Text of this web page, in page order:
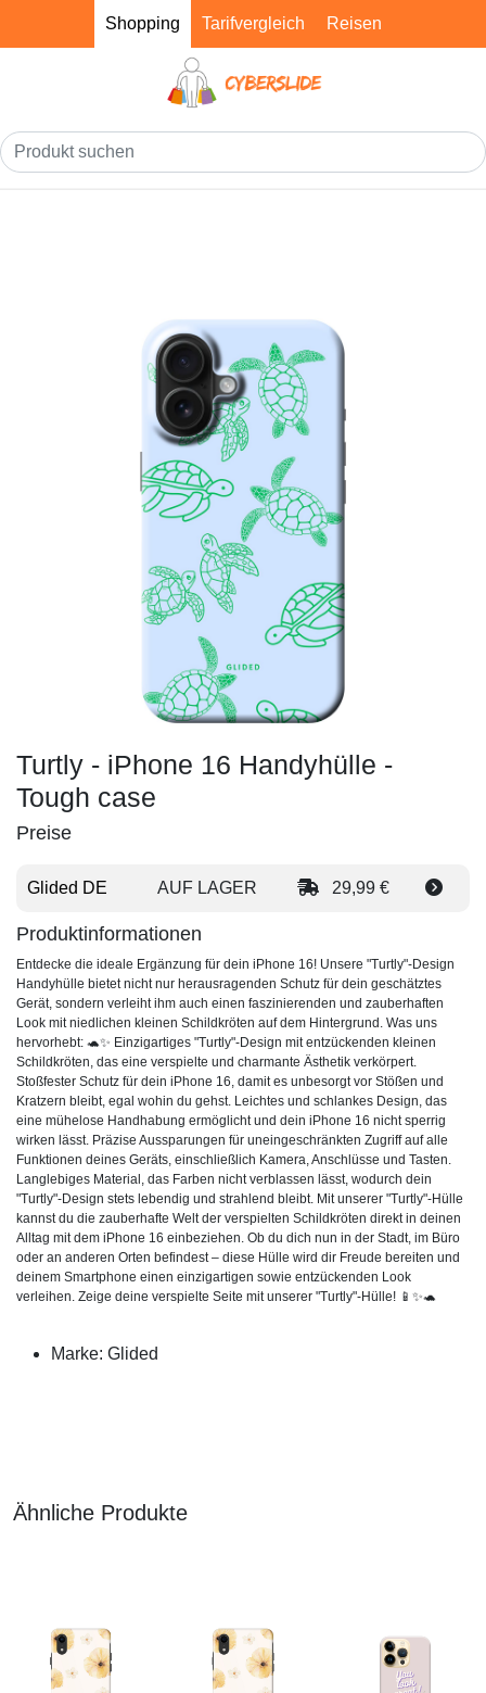
Shopping Tarifvergleich Reisen
Turtly - iPhone 16 Handyhülle -
Tough case
Preise
Glided DE AUF LAGER 29,99 €
Produktinformationen
Entdecke die ideale Ergänzung für dein iPhone 16! Unsere "Turtly"-Design
Handyhülle bietet nicht nur herausragenden Schutz für dein geschätztes
Gerät, sondern verleiht ihm auch einen faszinierenden und zauberhaften
Look mit niedlichen kleinen Schildkröten auf dem Hintergrund. Was uns
hervorhebt: 🐢✨ Einzigartiges "Turtly"-Design mit entzückenden kleinen
Schildkröten, das eine verspielte und charmante Ästhetik verkörpert.
Stoßfester Schutz für dein iPhone 16, damit es unbesorgt vor Stößen und
Kratzern bleibt, egal wohin du gehst. Leichtes und schlankes Design, das
eine mühelose Handhabung ermöglicht und dein iPhone 16 nicht sperrig
wirken lässt. Präzise Aussparungen für uneingeschränkten Zugriff auf alle
Funktionen deines Geräts, einschließlich Kamera, Anschlüsse und Tasten.
Langlebiges Material, das Farben nicht verblassen lässt, wodurch dein
"Turtly"-Design stets lebendig und strahlend bleibt. Mit unserer "Turtly"-Hülle
kannst du die zauberhafte Welt der verspielten Schildkröten direkt in deinen
Alltag mit dem iPhone 16 einbeziehen. Ob du dich nun in der Stadt, im Büro
oder an anderen Orten befindest – diese Hülle wird dir Freude bereiten und
deinem Smartphone einen einzigartigen sowie entzückenden Look
verleihen. Zeige deine verspielte Seite mit unserer "Turtly"-Hülle! 📱✨🐢
Marke: Glided
Ähnliche Produkte